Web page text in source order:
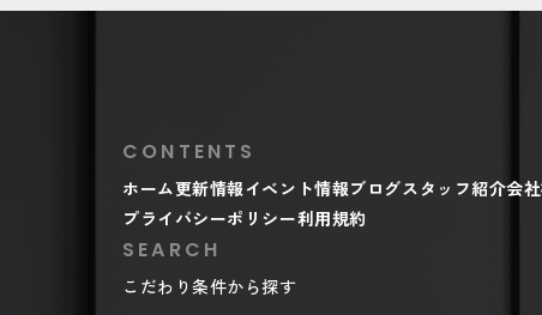
CONTENTS
ホーム更新情報イベント情報ブログスタッフ紹介会
プライバシーポリシー利用規約
SEARCH
こだわり条件から探す